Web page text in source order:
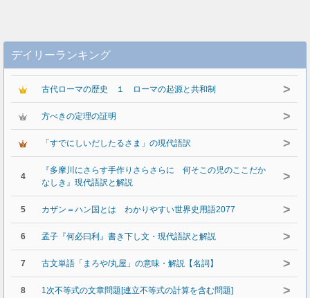
デイリーランキング
古代ローマの歴史 １ ローマの起源と共和制 >
方べきの定理の証明 >
「すでにしいだしたるさま」の現代語訳 >
4
『多摩川にさらす手作りさらさらに 何そこの児のここだか
なしき』現代語訳と解説
>
5 カザン＝ハン国とは わかりやすい世界史用語2077 >
6 孟子『何必曰利』書き下し文・現代語訳と解説 >
7 古文単語「まろや/丸屋」の意味・解説【名詞】 >
8 1次不等式の文章問題[連立不等式の計算を含む問題] >